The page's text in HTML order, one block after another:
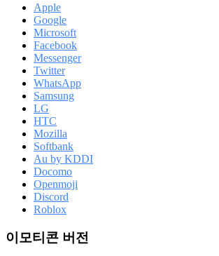
Apple
Google
Microsoft
Facebook
Messenger
Twitter
WhatsApp
Samsung
LG
HTC
Mozilla
Softbank
Au by KDDI
Docomo
Openmoji
Discord
Roblox
이모티콘 버전